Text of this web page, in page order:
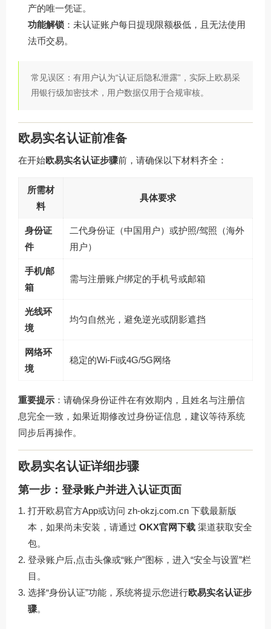
产的唯一凭证。
功能解锁 ：未认证账户每日提现限额极低，且无法使用
法币交易。
常见误区：有用户认为“认证后隐私泄露”，实际上欧易采
用银行级加密技术，用户数据仅用于合规审核。
欧易实名认证前准备
在开始欧易实名认证步骤前，请确保以下材料齐全：
所需材
料
具体要求
身份证
件
二代身份证（中国用户）或护照/驾照（海外
用户）
手机/邮
箱
需与注册账户绑定的手机号或邮箱
光线环
境
均匀自然光，避免逆光或阴影遮挡
网络环
境
稳定的Wi-Fi或4G/5G网络
重要提示 ：请确保身份证件在有效期内，且姓名与注册信
息完全一致，如果近期修改过身份证信息，建议等待系统
同步后再操作。
欧易实名认证详细步骤
第一步：登录账户并进入认证页面
打开欧易官方App或访问 zh-okzj.com.cn 下载最新版
本，如果尚未安装，请通过 OKX官网下载 渠道获取安全
包。
登录账户后,点击头像或“账户”图标，进入“安全与设置”栏
目。
选择“身份认证”功能，系统将提示您进行欧易实名认证步
骤。